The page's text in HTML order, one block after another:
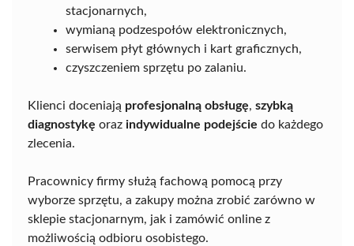
stacjonarnych,
wymianą podzespołów elektronicznych,
serwisem płyt głównych i kart graficznych,
czyszczeniem sprzętu po zalaniu.
Klienci doceniają profesjonalną obsługę, szybką
diagnostykę oraz indywidualne podejście do każdego
zlecenia.
Pracownicy firmy służą fachową pomocą przy
wyborze sprzętu, a zakupy można zrobić zarówno w
sklepie stacjonarnym, jak i zamówić online z
możliwością odbioru osobistego.